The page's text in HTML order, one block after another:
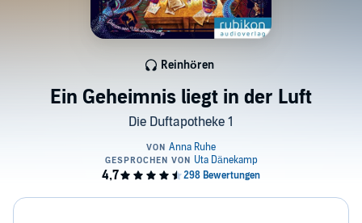
Ein Geheimnis liegt in der Luft
Die Duftapotheke 1
Reinhören